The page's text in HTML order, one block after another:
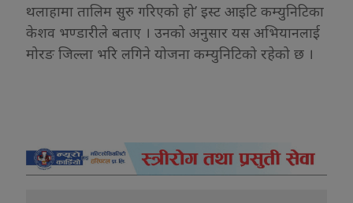
थलाहामा तालिम सुरु गरिएको हो’ इस्ट आइटि कम्युनिटिका
केशव भण्डारीले बताए । उनको अनुसार यस अभियानलाई
मोरङ जिल्ला भरि लगिने योजना कम्युनिटिको रहेको छ ।